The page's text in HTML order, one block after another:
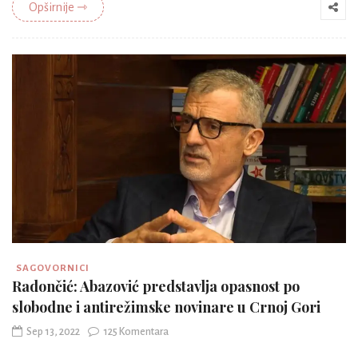
Opširnije ⇾
SAGOVORNICI
Radončić: Abazović predstavlja opasnost po
slobodne i antirežimske novinare u Crnoj Gori
Sep 13, 2022 125 Komentara